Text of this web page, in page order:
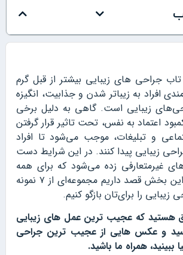
جراحی های زیبایی بیشتر از قبل گرم
افراد به زیباتر شدن و جذابیت، انگیزه
زیبایی است. گاهی به دلیل برخی
اعتماد به نفس، تحت تاثیر قرار گرفتن
و تبلیغات، موجب می‌شود تا افراد
زیبایی پیدا کنند. در این شرایط دست
غیرمتعارفی زده می‌شود که برای همه
عجیب است. در این بخش قصد داریم مجموعه‌ای از ۷ نمونه
را برای‌تان بازگو کنیم.
هستید که عجیب ترین عمل های زیبایی
و عکس هایی ازعجیب ترین جراحی
ببینید، همراه ما باشید.